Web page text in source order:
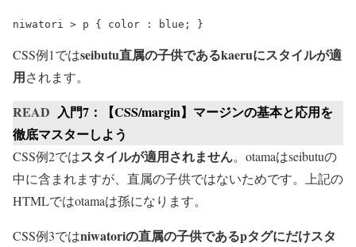
niwatori > p { color : blue; }
CSS例1ではseibutu直属の子供であるkaeruにスタイルが適
用されます。
READ 入門7：【CSS/margin】マージンの基本と応用を
徹底マスターしよう
CSS例2ではスタイルが適用されません。 otamaはseibutuの
中に含まれますが、直属の子供ではないためです。上記の
HTMLではotamaは孫になります。
CSS例3ではniwatoriの直属の子供であるpタグにだけスタ